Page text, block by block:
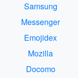
Samsung
Messenger
Emojidex
Mozilla
Docomo